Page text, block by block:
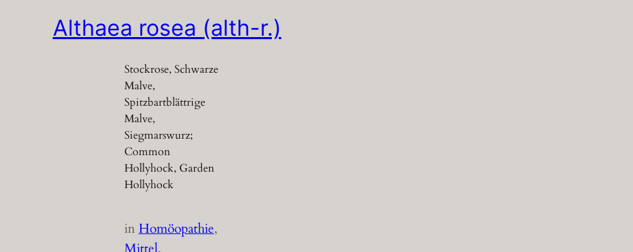
Althaea rosea (alth-r.)
Stockrose, Schwarze
Malve,
Spitzbartblättrige
Malve,
Siegmarswurz;
Common
Hollyhock, Garden
Hollyhock
inHomöopathie